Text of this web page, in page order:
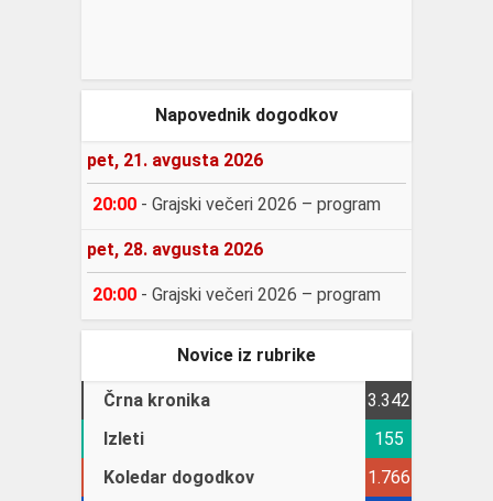
Napovednik dogodkov
pet, 21. avgusta 2026
20:00 - Grajski večeri 2026 – program
pet, 28. avgusta 2026
20:00 - Grajski večeri 2026 – program
Novice iz rubrike
Črna kronika
3.342
Izleti
155
Koledar dogodkov
1.766